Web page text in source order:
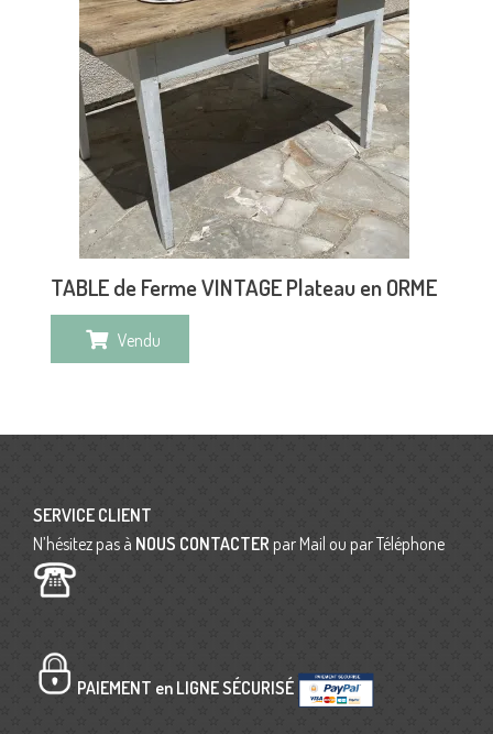
TABLE de Ferme VINTAGE Plateau en ORME
Vendu
SERVICE CLIENT
N’hésitez pas à NOUS CONTACTER par Mail ou par Téléphone
PAIEMENT en LIGNE SÉCURISÉ